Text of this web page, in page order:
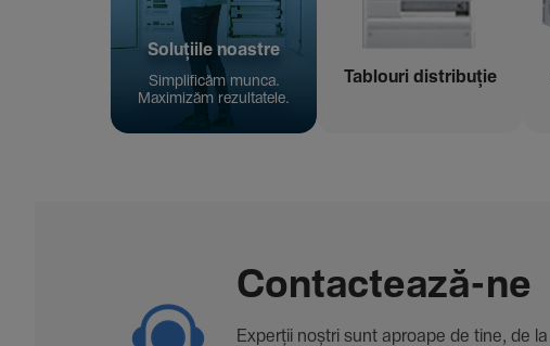
Solu­țiile noastre
Simpli­ficăm munca.
Maxi­mizăm rezul­ta­tele.
Tablouri distribuție
Contac­tează-ne
Experții noștri sunt aproape de tine, de